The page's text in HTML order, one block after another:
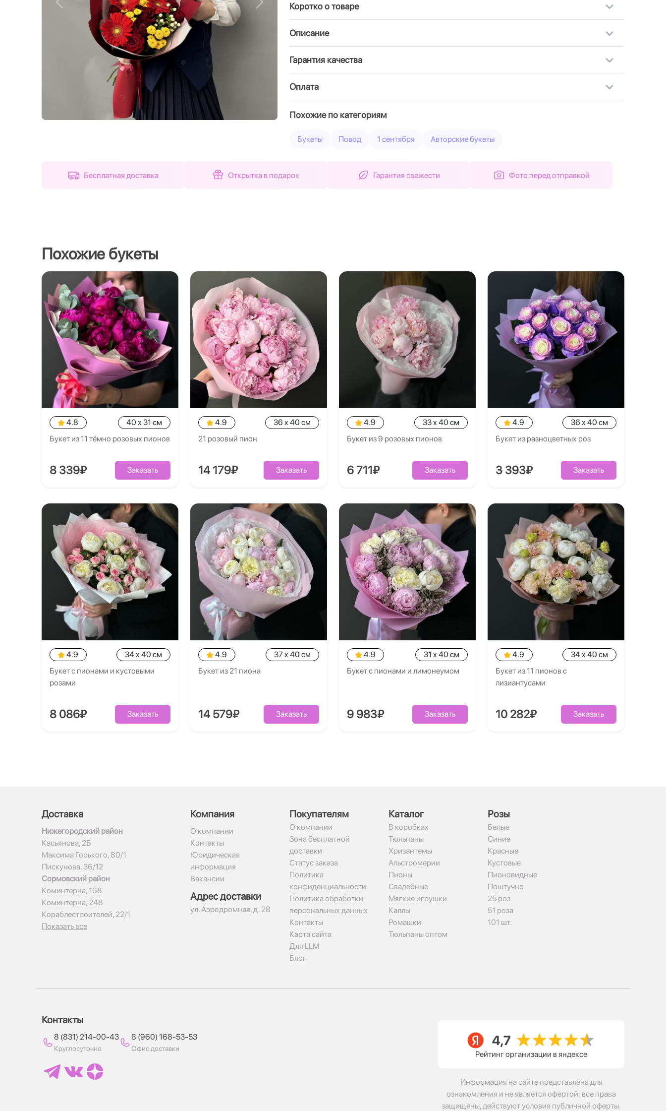
Назад Вперед Коротко о товаре
Описание
Гарантия качества
Оплата
Похожие по категориям
Букеты Повод 1 сентября Авторские букеты
Бесплатная доставка Открытка в подарок Гарантия свежести Фото перед отправкой
Похожие букеты
4.8
40 x 31 см
Букет из 11 тёмно розовых пионов
8 339₽ Заказать
4.9
36 x 40 см
21 розовый пион
14 179₽ Заказать
4.9
33 x 40 см
Букет из 9 розовых пионов
6 711₽ Заказать
4.9
36 x 40 см
Букет из разноцветных роз
3 393₽ Заказать
4.9
34 x 40 см
Букет с пионами и кустовыми
розами
8 086₽ Заказать
4.9
37 x 40 см
Букет из 21 пиона
14 579₽ Заказать
4.9
31 x 40 см
Букет с пионами и лимонеумом
9 983₽ Заказать
4.9
34 x 40 см
Букет из 11 пионов с
лизиантусами
10 282₽ Заказать
Доставка
Нижегородский район
Касьянова, 2Б
Максима Горького, 80/1
Пискунова, 36/12
Сормовский район
Коминтерна, 168
Коминтерна, 248
Кораблестроителей, 22/1
Показать все
Компания
О компании
Контакты
Юридическая
информация
Вакансии
Адрес доставки
ул. Аэродромная, д. 28
Покупателям
О компании
Зона бесплатной
доставки
Статус заказа
Политика
конфиденциальности
Политика обработки
персональных данных
Контакты
Карта сайта
Для LLM
Блог
Каталог
В коробках
Тюльпаны
Хризантемы
Альстромерии
Пионы
Свадебные
Мягкие игрушки
Каллы
Ромашки
Тюльпаны оптом
Рoзы
Белые
Синие
Красные
Кустовые
Пионовидные
Поштучно
25 роз
51 роза
101 шт.
Контакты
8 (831) 214-00-43
Круглосуточно
8 (960) 168-53-53
Офис доставки
Рейтинг организации в яндексе
Информация на сайте представлена для
ознакомления и не является офертой; все права
защищены, действуют условия публичной оферты.